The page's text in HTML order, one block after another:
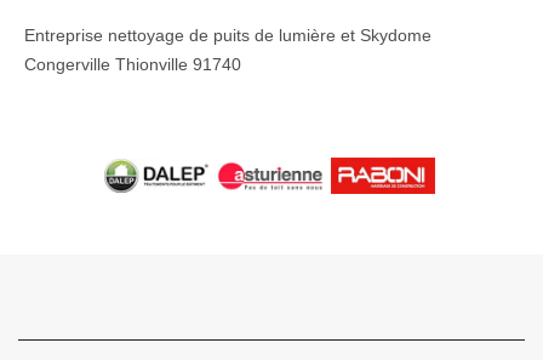
Entreprise nettoyage de puits de lumière et Skydome
Congerville Thionville 91740